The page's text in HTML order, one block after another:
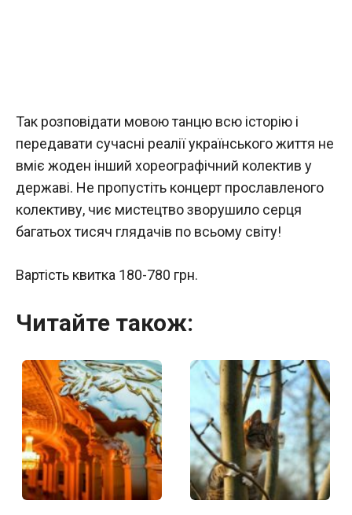
Так розповідати мовою танцю всю історію і
передавати сучасні реалії українського життя не
вміє жоден інший хореографічний колектив у
державі. Не пропустіть концерт прославленого
колективу, чиє мистецтво зворушило серця
багатьох тисяч глядачів по всьому світу!
Вартість квитка 180-780 грн.
Читайте також: